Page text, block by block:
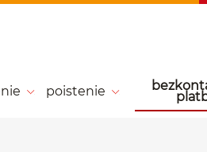
poistenie